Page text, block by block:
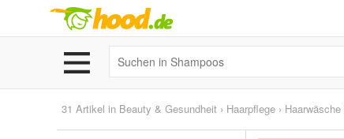
31 Artikel in Beauty & Gesundheit › Haarpflege ›